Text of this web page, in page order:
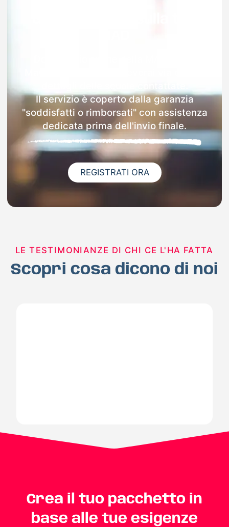
Il servizio è coperto dalla garanzia
"soddisfatti o rimborsati" con assistenza
dedicata prima dell'invio finale.
REGISTRATI ORA
LE TESTIMONIANZE DI CHI CE L'HA FATTA
Scopri cosa dicono di noi
Crea il tuo pacchetto in
base alle tue esigenze